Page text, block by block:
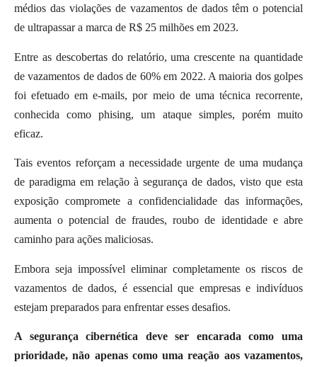
médios das violações de vazamentos de dados têm o potencial
de ultrapassar a marca de R$ 25 milhões em 2023.
Entre as descobertas do relatório, uma crescente na quantidade
de vazamentos de dados de 60% em 2022. A maioria dos golpes
foi efetuado em e-mails, por meio de uma técnica recorrente,
conhecida como phising, um ataque simples, porém muito
eficaz.
Tais eventos reforçam a necessidade urgente de uma mudança
de paradigma em relação à segurança de dados, visto que esta
exposição compromete a confidencialidade das informações,
aumenta o potencial de fraudes, roubo de identidade e abre
caminho para ações maliciosas.
Embora seja impossível eliminar completamente os riscos de
vazamentos de dados, é essencial que empresas e indivíduos
estejam preparados para enfrentar esses desafios.
A segurança cibernética deve ser encarada como uma
prioridade, não apenas como uma reação aos vazamentos,